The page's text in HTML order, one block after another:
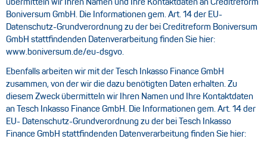
übermitteln wir Ihren Namen und Ihre Kontaktdaten an Creditreform
Boniversum GmbH. Die Informationen gem. Art. 14 der EU-
Datenschutz-Grundverordnung zu der bei Creditreform Boniversum
GmbH stattfindenden Datenverarbeitung finden Sie hier:
www.boniversum.de/eu-dsgvo.
Ebenfalls arbeiten wir mit der Tesch Inkasso Finance GmbH
zusammen, von der wir die dazu benötigten Daten erhalten. Zu
diesem Zweck übermitteln wir Ihren Namen und Ihre Kontaktdaten
an Tesch Inkasso Finance GmbH. Die Informationen gem. Art. 14 der
EU- Datenschutz-Grundverordnung zu der bei Tesch Inkasso
Finance GmbH stattfindenden Datenverarbeitung finden Sie hier: